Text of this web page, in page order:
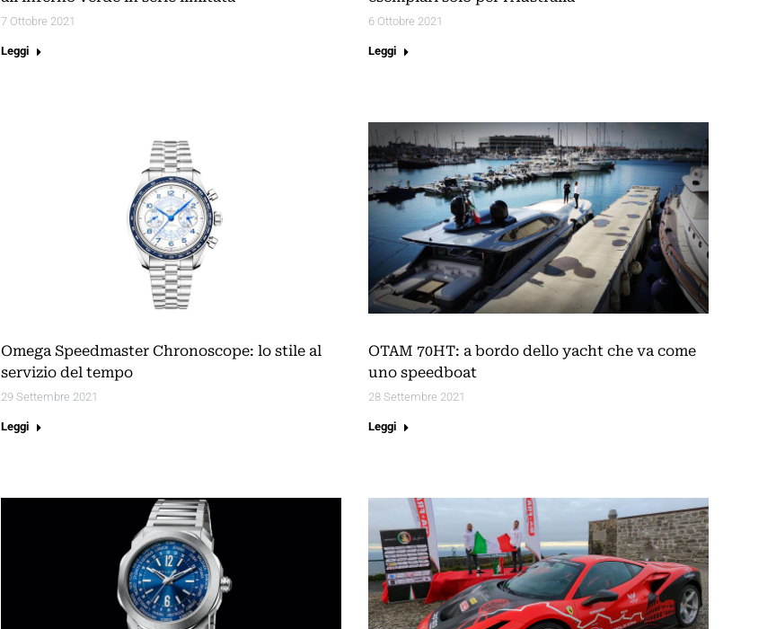
7 Ottobre 2021
Leggi
6 Ottobre 2021
Leggi
Omega Speedmaster Chronoscope: lo stile al
servizio del tempo
29 Settembre 2021
Leggi
OTAM 70HT: a bordo dello yacht che va come
uno speedboat
28 Settembre 2021
Leggi